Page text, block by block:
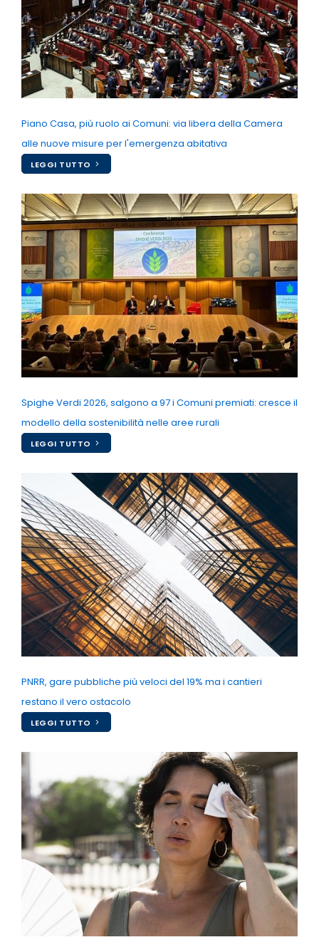
Piano Casa, più ruolo ai Comuni: via libera della Camera
alle nuove misure per l'emergenza abitativa
LEGGI TUTTO
Spighe Verdi 2026, salgono a 97 i Comuni premiati: cresce il
modello della sostenibilità nelle aree rurali
LEGGI TUTTO
PNRR, gare pubbliche più veloci del 19% ma i cantieri
restano il vero ostacolo
LEGGI TUTTO